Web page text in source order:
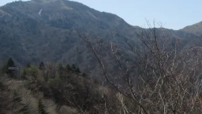
道
ト
ン）